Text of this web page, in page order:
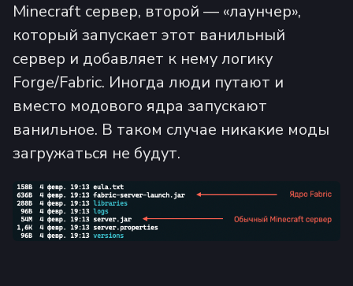
Minecraft сервер, второй — «лаунчер»,
который запускает этот ванильный
сервер и добавляет к нему логику
Forge/Fabric. Иногда люди путают и
вместо модового ядра запускают
ванильное. В таком случае никакие моды
загружаться не будут.